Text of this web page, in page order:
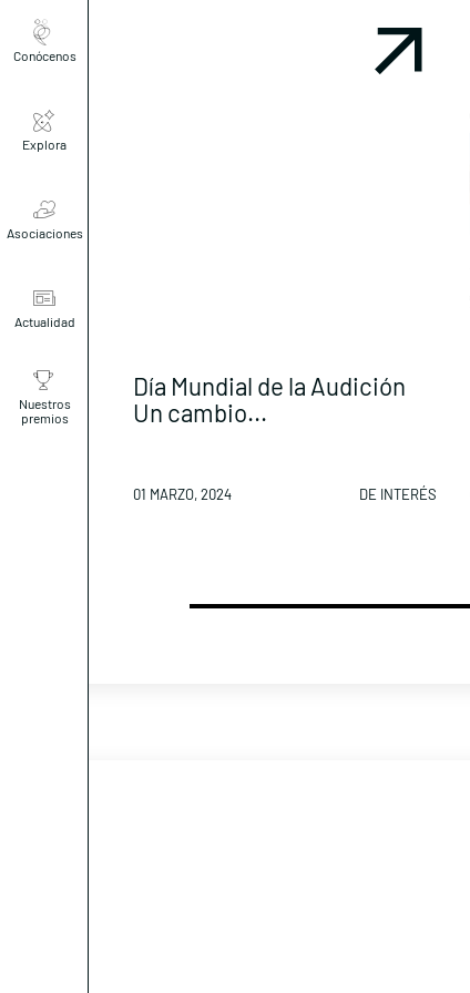
Conócenos
Explora
Asociaciones
Actualidad
Nuestros
premios
Día Mundial de la Audición
Un cambio...
01 MARZO, 2024 DE INTERÉS